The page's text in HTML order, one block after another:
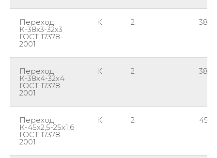
Переход
К-38х3-32х3
ГОСТ 17378-
2001
К 2 38
Переход
К-38х4-32х4
ГОСТ 17378-
2001
К 2 38
Переход
К-45х2,5-25х1,6
ГОСТ 17378-
2001
К 2 45